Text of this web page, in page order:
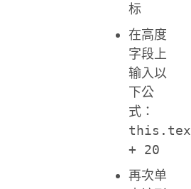
标
在高度
字段上
输入以
下公
式：
+ 20
再次单